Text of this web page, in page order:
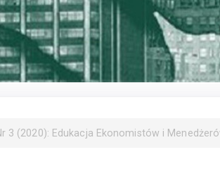
3 (2020): Edukacja Ekonomistów i